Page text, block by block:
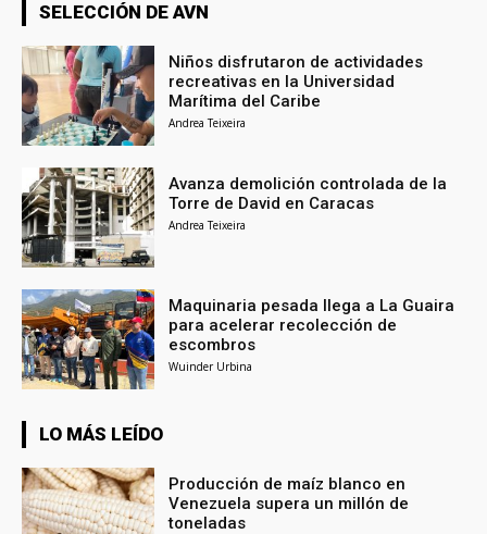
SELECCIÓN DE AVN
Niños disfrutaron de actividades
recreativas en la Universidad
Marítima del Caribe
Andrea Teixeira
Avanza demolición controlada de la
Torre de David en Caracas
Andrea Teixeira
Maquinaria pesada llega a La Guaira
para acelerar recolección de
escombros
Wuinder Urbina
LO MÁS LEÍDO
Producción de maíz blanco en
Venezuela supera un millón de
toneladas